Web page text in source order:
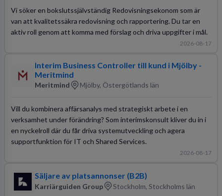
Vi söker en bokslutssjälvständig Redovisningsekonom som är
van att kvalitetssäkra redovisning och rapportering. Du tar en
aktiv roll genom att komma med förslag och driva uppgifter i mål.
2026-08-17
Interim Business Controller till kund i Mjölby -
Meritmind
Meritmind Mjölby, Östergötlands län
Vill du kombinera affärsanalys med strategiskt arbete i en
verksamhet under förändring? Som interimskonsult kliver du in i
en nyckelroll där du får driva systemutveckling och agera
supportfunktion för IT och Shared Services.
2026-08-17
Säljare av platsannonser (B2B)
Karriärguiden Group Stockholm, Stockholms län